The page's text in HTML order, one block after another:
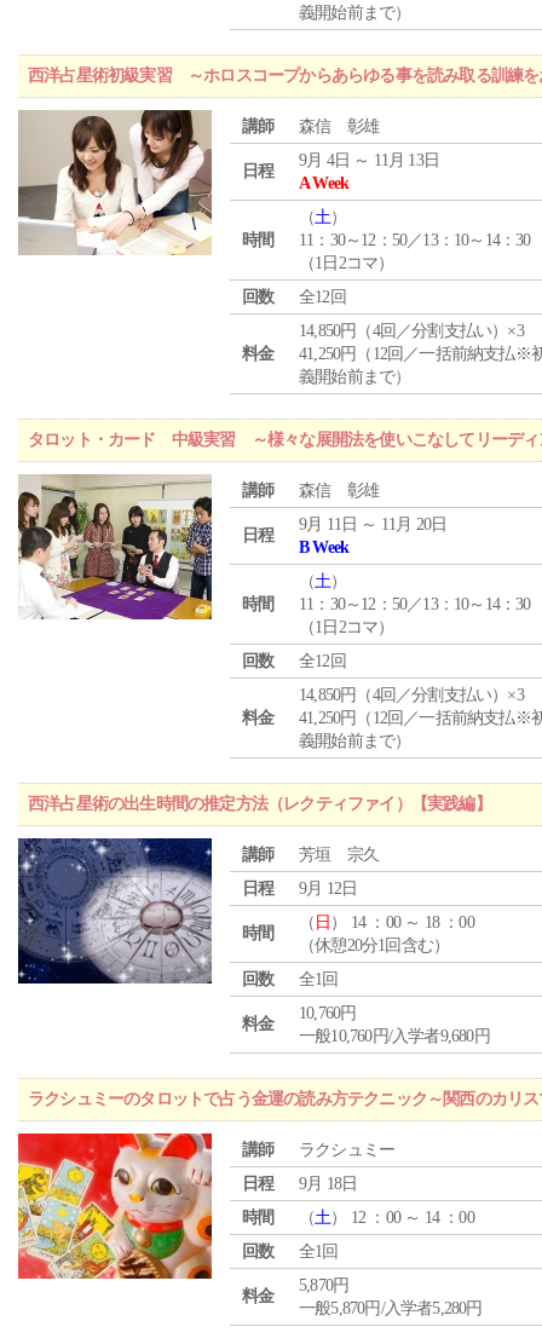
義開始前まで）
西洋占星術初級実習 ～ホロスコープからあらゆる事を読み取る訓練を
講師 森信 彰雄
日程
9月 4日 ～ 11月 13日
A Week
時間
（土）
11：30～12：50／13：10～14：30
（1日2コマ）
回数
全12回
料金
14,850円（4回／分割支払い）×3
41,250円（12回／一括前納支払※
義開始前まで）
タロット・カード 中級実習 ～様々な展開法を使いこなしてリーディ
講師 森信 彰雄
日程
9月 11日 ～ 11月 20日
B Week
時間
（土）
11：30～12：50／13：10～14：30
（1日2コマ）
回数
全12回
料金
14,850円（4回／分割支払い）×3
41,250円（12回／一括前納支払※
義開始前まで）
西洋占星術の出生時間の推定方法（レクティファイ）【実践編】
講師
芳垣 宗久
日程
9月 12日
時間
（ 日 ） 14 ：00 ～ 18 ：00
（休憩20分1回含む）
回数
全1回
料金
10,760円
一般10,760円/入学者9,680円
ラクシュミーのタロットで占う金運の読み方テクニック～関西のカリ
講師
ラクシュミー
日程
9月 18日
時間
（土） 12 ：00 ～ 14 ：00
回数
全1回
料金
5,870円
一般5,870円/入学者5,280円